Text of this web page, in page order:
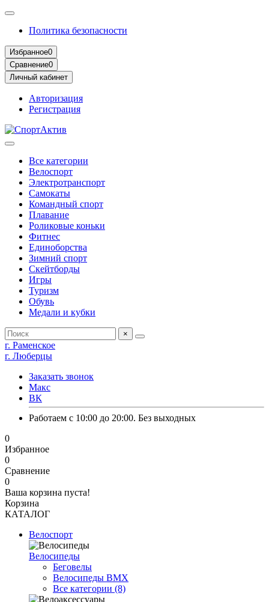
Политика безопасности
Избранное0
Сравнение0
Личный кабинет
Авторизация
Регистрация
Все категории
Велоспорт
Электротранспорт
Самокаты
Командный спорт
Плавание
Роликовые коньки
Фитнес
Единоборства
Зимний спорт
Скейтборды
Игры
Туризм
Обувь
Медали и кубки
×
г. Раменское
г. Люберцы
Заказать звонок
Макс
ВК
Работаем с 10:00 до 20:00. Без выходных
0
Избранное
0
Сравнение
0
Ваша корзина пуста!
Корзина
КАТАЛОГ
Велоспорт
Велосипеды
Беговелы
Велосипеды BMX
Все категории (8)